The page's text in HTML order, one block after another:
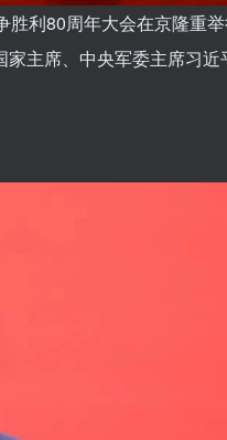
利80周年大会在京隆重举
家主席、中央军委主席习近